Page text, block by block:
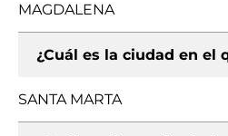
MAGDALENA
¿Cuál es la ciudad en el
SANTA MARTA